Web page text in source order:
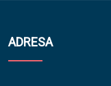
ADRESA